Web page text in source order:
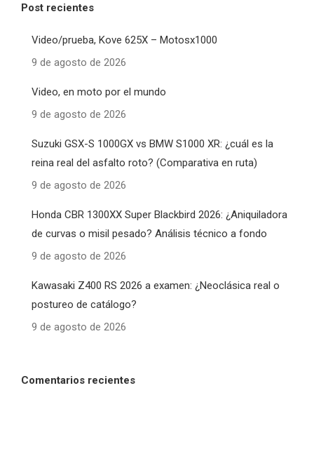
Post recientes
Video/prueba, Kove 625X – Motosx1000
9 de agosto de 2026
Video, en moto por el mundo
9 de agosto de 2026
Suzuki GSX-S 1000GX vs BMW S1000 XR: ¿cuál es la
reina real del asfalto roto? (Comparativa en ruta)
9 de agosto de 2026
Honda CBR 1300XX Super Blackbird 2026: ¿Aniquiladora
de curvas o misil pesado? Análisis técnico a fondo
9 de agosto de 2026
Kawasaki Z400 RS 2026 a examen: ¿Neoclásica real o
postureo de catálogo?
9 de agosto de 2026
Comentarios recientes